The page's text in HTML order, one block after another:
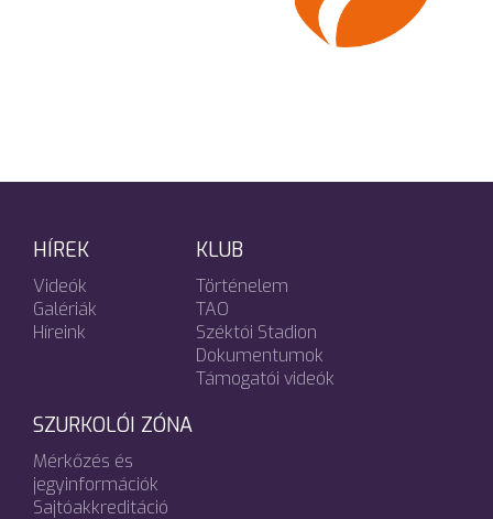
HÍREK
Videók
Galériák
Híreink
KLUB
Történelem
TAO
Széktói Stadion
Dokumentumok
Támogatói videók
SZURKOLÓI ZÓNA
Mérkőzés és
jegyinformációk
Sajtóakkreditáció